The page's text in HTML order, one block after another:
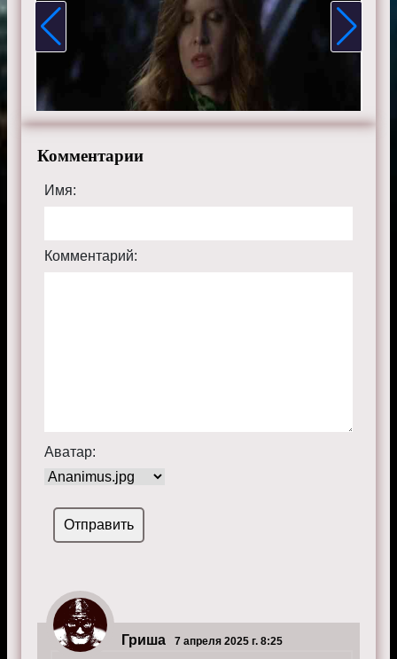
телефоне, планшете, пк или телевизоре на сайте
onceupon-a-time.ru.
Комментарии
Имя:
Комментарий:
Аватар:
Гриша 7 апреля 2025 г. 8:25